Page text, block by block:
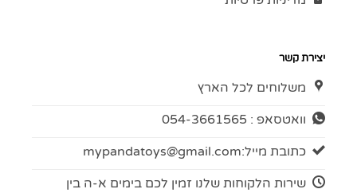
יצירת קשר
משלוחים לכל הארץ
וואטסאפ : 054-3661565
כתובת מייל:mypandatoys@gmail.com
שירות הלקוחות שלנו זמין לכם בימים א-ה בין